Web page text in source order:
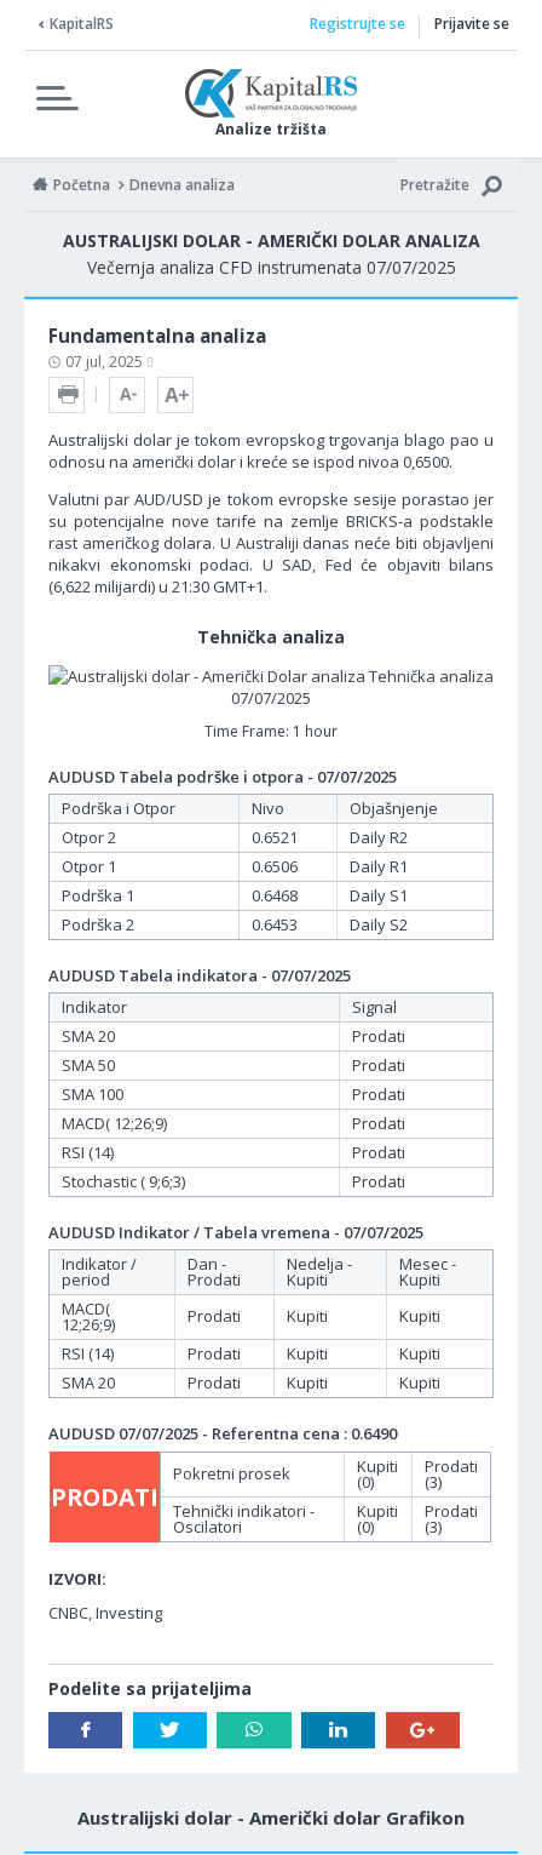
KapitalRS
Analize tržišta
Registrujte se Prijavite se
Početna Dnevna analiza Pretražite
AUSTRALIJSKI DOLAR - AMERIČKI DOLAR ANALIZA
Večernja analiza CFD instrumenata 07/07/2025
Fundamentalna analiza
07 jul, 2025
Australijski dolar je tokom evropskog trgovanja blago pao u
odnosu na američki dolar i kreće se ispod nivoa 0,6500.
Valutni par AUD/USD je tokom evropske sesije porastao jer
su potencijalne nove tarife na zemlje BRICKS-a podstakle
rast američkog dolara. U Australiji danas neće biti objavljeni
nikakvi ekonomski podaci. U SAD, Fed će objaviti bilans
(6,622 milijardi) u 21:30 GMT+1.
Tehnička analiza
Time Frame: 1 hour
AUDUSD Tabela podrške i otpora - 07/07/2025
Podrška i Otpor
Nivo
Objašnjenje
Otpor 2
0.6521
Daily R2
Otpor 1
0.6506
Daily R1
Podrška 1
0.6468
Daily S1
Podrška 2
0.6453 Daily S2
AUDUSD Tabela indikatora - 07/07/2025
Indikator
Signal
SMA 20
Prodati
SMA 50
Prodati
SMA 100
Prodati
MACD( 12;26;9)
Prodati
RSI (14)
Prodati
Stochastic ( 9;6;3)
Prodati
AUDUSD Indikator / Tabela vremena - 07/07/2025
Indikator /
period
Dan -
Prodati
Nedelja -
Kupiti
Mesec -
Kupiti
MACD(
12;26;9) Prodati Kupiti
Kupiti
RSI (14)
Prodati Kupiti
Kupiti
SMA 20
Prodati Kupiti Kupiti
AUDUSD 07/07/2025 - Referentna cena : 0.6490
PRODATI
Pokretni prosek Kupiti
(0)
Prodati
(3)
Tehnički indikatori -
Oscilatori
Kupiti
(0)
Prodati
(3)
IZVORI:
CNBC, Investing
Podelite sa prijateljima
Australijski dolar - Američki dolar Grafikon